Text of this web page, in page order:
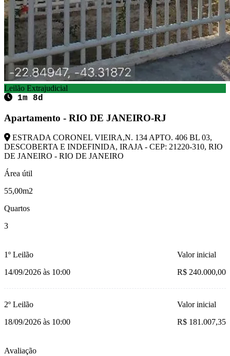
Leilão Extrajudicial
1m 8d
Apartamento - RIO DE JANEIRO-RJ
ESTRADA CORONEL VIEIRA,N. 134 APTO. 406 BL 03,
DESCOBERTA E INDEFINIDA, IRAJA - CEP: 21220-310, RIO
DE JANEIRO - RIO DE JANEIRO
Área útil
55,00m2
Quartos
3
1º Leilão
14/09/2026 às 10:00
Valor inicial
R$ 240.000,00
2º Leilão
18/09/2026 às 10:00
Valor inicial
R$ 181.007,35
Avaliação